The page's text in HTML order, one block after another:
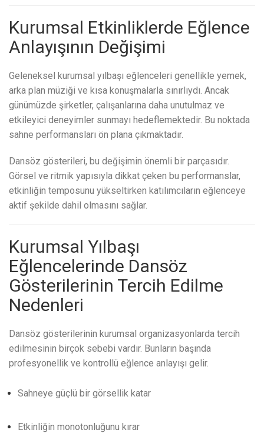
Kurumsal Etkinliklerde Eğlence
Anlayışının Değişimi
Geleneksel kurumsal yılbaşı eğlenceleri genellikle yemek,
arka plan müziği ve kısa konuşmalarla sınırlıydı. Ancak
günümüzde şirketler, çalışanlarına daha unutulmaz ve
etkileyici deneyimler sunmayı hedeflemektedir. Bu noktada
sahne performansları ön plana çıkmaktadır.
Dansöz gösterileri, bu değişimin önemli bir parçasıdır.
Görsel ve ritmik yapısıyla dikkat çeken bu performanslar,
etkinliğin temposunu yükseltirken katılımcıların eğlenceye
aktif şekilde dahil olmasını sağlar.
Kurumsal Yılbaşı
Eğlencelerinde Dansöz
Gösterilerinin Tercih Edilme
Nedenleri
Dansöz gösterilerinin kurumsal organizasyonlarda tercih
edilmesinin birçok sebebi vardır. Bunların başında
profesyonellik ve kontrollü eğlence anlayışı gelir.
Sahneye güçlü bir görsellik katar
Etkinliğin monotonluğunu kırar